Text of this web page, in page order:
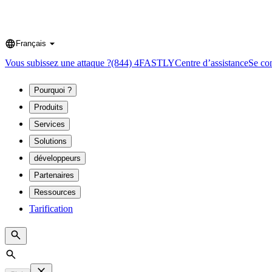
Language
Français
Vous subissez une attaque ?(844) 4FASTLYCentre d’assistanceSe
Pourquoi ?
Produits
Services
Solutions
développeurs
Partenaires
Ressources
Tarification
Search